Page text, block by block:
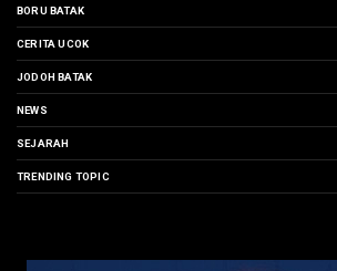
BORU BATAK
CERITA UCOK
JODOH BATAK
NEWS
SEJARAH
TRENDING TOPIC